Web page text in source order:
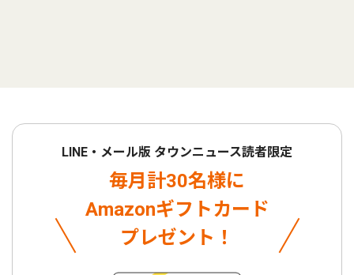
LINE・メール版 タウンニュース読者限定
毎月計30名様に
Amazonギフトカード
プレゼント！